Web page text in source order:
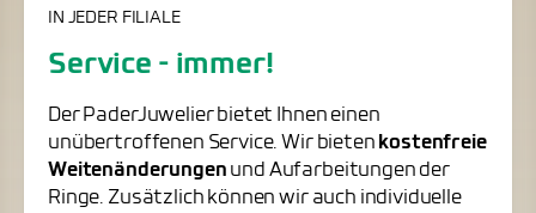
IN JEDER FILIALE
Service - immer!
Der PaderJuwelier bietet Ihnen einen
unübertroffenen Service. Wir bieten kostenfreie
Weitenänderungen und Aufarbeitungen der
Ringe. Zusätzlich können wir auch individuelle